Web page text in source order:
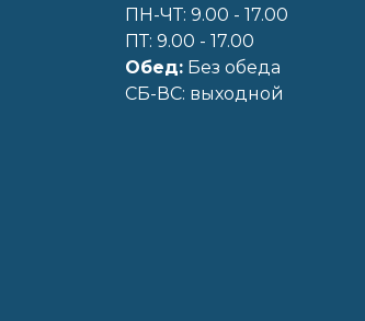
ПН-ЧТ: 9.00 - 17.00
ПТ: 9.00 - 17.00
Обед: Без обеда
CБ-ВС: выходной